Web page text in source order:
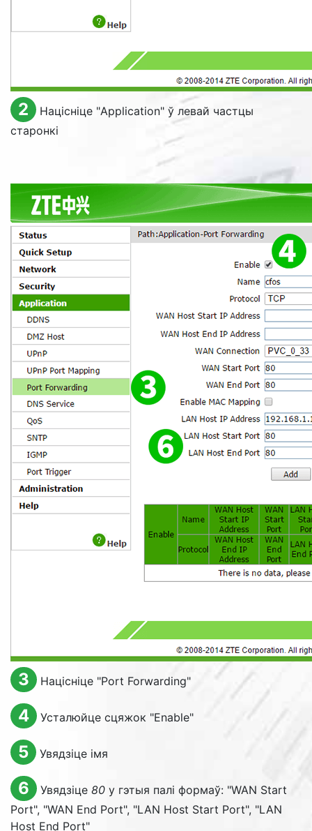
2 Націсніце "Application" ў левай частцы
старонкі
3 Націсніце "Port Forwarding"
4 Усталюйце сцяжок "Enable"
5 Увядзіце імя
6 Увядзіце 80у гэтыя палі формаў: "WAN Start
Port", "WAN End Port", "LAN Host Start Port", "LAN
Host End Port"